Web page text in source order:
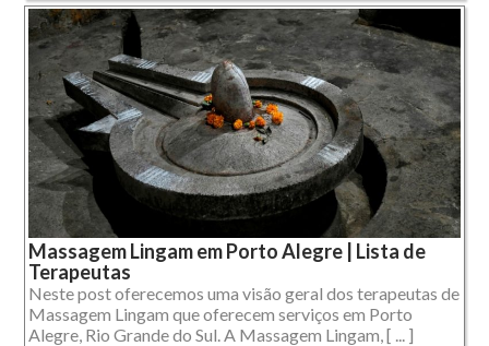
Massagem Lingam em Porto Alegre | Lista de
Terapeutas
Neste post oferecemos uma visão geral dos terapeutas de
Massagem Lingam que oferecem serviços em Porto
Alegre, Rio Grande do Sul. A Massagem Lingam, [ ... ]